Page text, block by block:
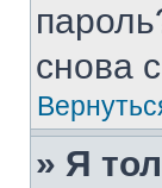
снова
» Я